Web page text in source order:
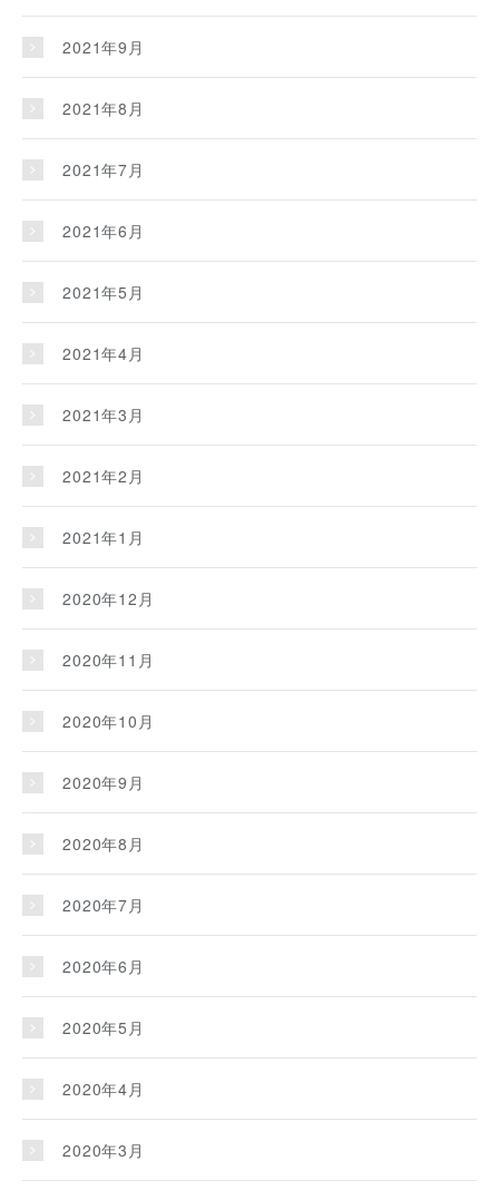
2021年9月
2021年8月
2021年7月
2021年6月
2021年5月
2021年4月
2021年3月
2021年2月
2021年1月
2020年12月
2020年11月
2020年10月
2020年9月
2020年8月
2020年7月
2020年6月
2020年5月
2020年4月
2020年3月